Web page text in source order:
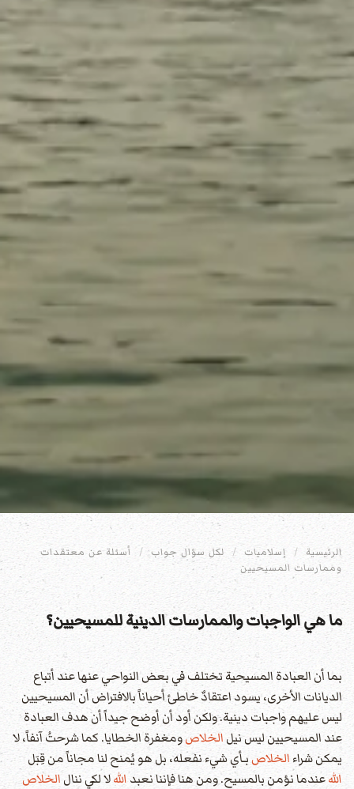
الرئيسية إسلاميات لكل سؤال جواب
أسئلة عن معتقدات
وممارسات المسيحيين
ما هي الواجبات والممارسات الدينية للمسيحيين؟
بما أن العبادة المسيحية تختلف في بعض النواحي عنها عند أتباع
الديانات الأخرى، يسود اعتقادٌ خاطئ أحياناً بالافتراض أن المسيحيين
ليس عليهم واجبات دينية. ولكن أود أن أوضح جيداً أن هدف العبادة
عند المسيحيين ليس نيل الخلاصومغفرة الخطايا. كما شرحتُ آنفاً، لا
يمكن شراء الخلاصبـأي شيء نفعله، بل هو يُمنح لنا مجاناً من قِبَل
اللهعندما نؤمن بالمسيح. ومن هنا فإننا نعبداللهلا لكي ننال الخلاص